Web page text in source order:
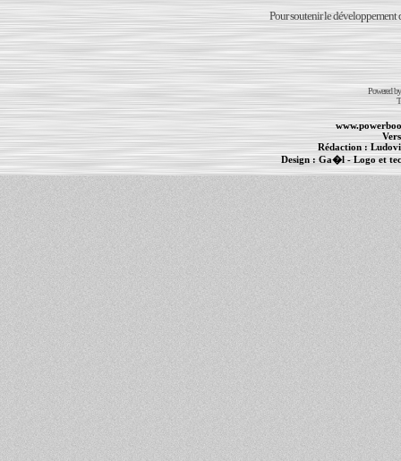
Pour soutenir le développement
Powered
Rédaction :
Design :Ga�l- Logo et
PowerBook